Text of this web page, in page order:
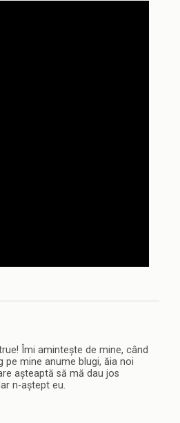
Îmi amintește de mine, când
pe mine anume blugi, ăia noi
așteaptă să mă dau jos
n-aștept eu.